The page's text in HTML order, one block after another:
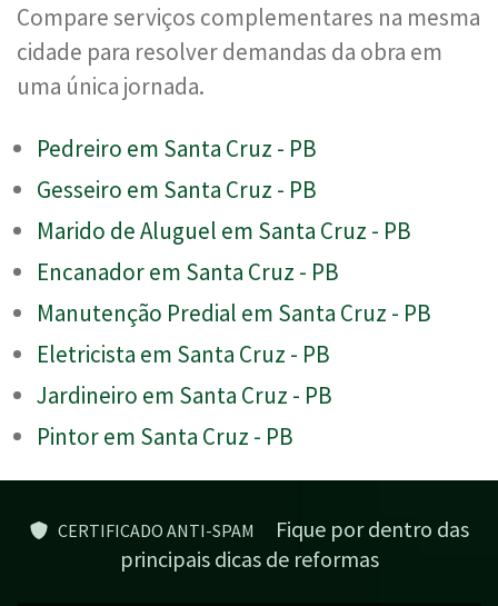
Compare serviços complementares na mesma
cidade para resolver demandas da obra em
uma única jornada.
Pedreiro em Santa Cruz - PB
Gesseiro em Santa Cruz - PB
Marido de Aluguel em Santa Cruz - PB
Encanador em Santa Cruz - PB
Manutenção Predial em Santa Cruz - PB
Eletricista em Santa Cruz - PB
Jardineiro em Santa Cruz - PB
Pintor em Santa Cruz - PB
CERTIFICADO ANTI-SPAM
Fique por dentro das
principais dicas de reformas